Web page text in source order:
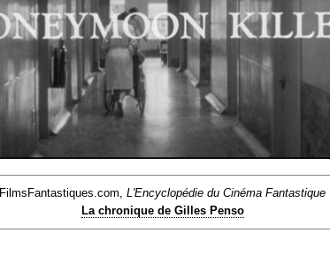
FilmsFantastiques.com,L'Encyclopédie du Cinéma Fantastique
La chronique de Gilles Penso